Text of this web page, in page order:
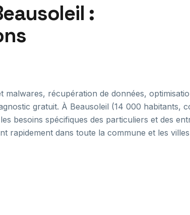
:
récupération de données,
gratuit. À Beausoleil (14 000 habitants,
besoins spécifiques des particuliers et des
rapidement dans toute la commune et les